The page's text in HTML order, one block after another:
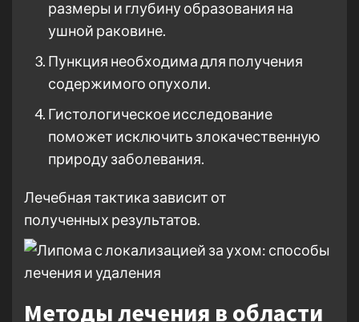
размеры и глубину образования на
ушной раковине.
Пункция необходима для получения
содержимого опухоли.
Гистологическое исследование
поможет исключить злокачественную
природу заболевания.
Лечебная тактика зависит от
полученных результатов.
Методы лечения в области